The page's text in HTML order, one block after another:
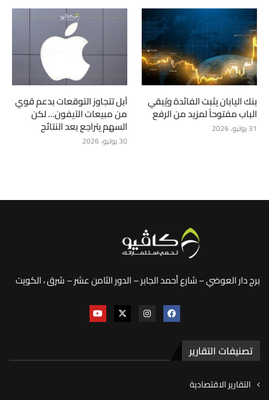
بنك اليابان يثبت الفائدة ويُبقي
الباب مفتوحاً لمزيد من الرفع
31 يوليو، 2026
آبل تتجاوز التوقعات بدعم قوي
من مبيعات الآيفون… لكن
السهم يتراجع بعد النتائج
30 يوليو، 2026
برج دار العوضي – شارع أحمد الجابر – الدور الثامن عشر – شرق ، الكويت
تصنيفات التقارير
التقارير الاقتصادية